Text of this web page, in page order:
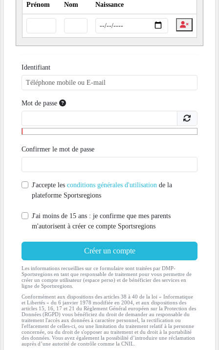
Prénom Nom Naissance
Identifiant
Mot de passe
Confirmer le mot de passe
J'accepte les conditions générales d'utilisation de la
plateforme Sportsregions
J'ai moins de 15 ans : je confirme que mes parents
m'autorisent à créer ce compte Sportsregions
Créer un compte
Les informations recueillies sur ce formulaire sont traitées par DMP-
Sportsregions en tant que responsable de traitement pour vous permettre de
créer un compte utilisateur (espace perso) et de bénéficier des services en
ligne de Sportsregions.
Conformément aux dispositions des articles 38 à 40 de la loi « Informatique
et Libertés » du 6 janvier 1978 modifiée en 2004, et aux dispositions des
articles 15, 16, 17 et 21 du Règlement Général européen sur la Protection des
Données (RGPD) vous bénéficiez du droit de demander au responsable du
traitement l'accès aux données à caractère personnel, la rectification ou
l'effacement de celles-ci, ou une limitation du traitement relatif à la personne
concernée, ou du droit de s'opposer au traitement et du droit à la portabilité
des données. Vous avez également la possibilité d’introduire une réclamation
auprès d’une autorité de contrôle comme la CNIL.